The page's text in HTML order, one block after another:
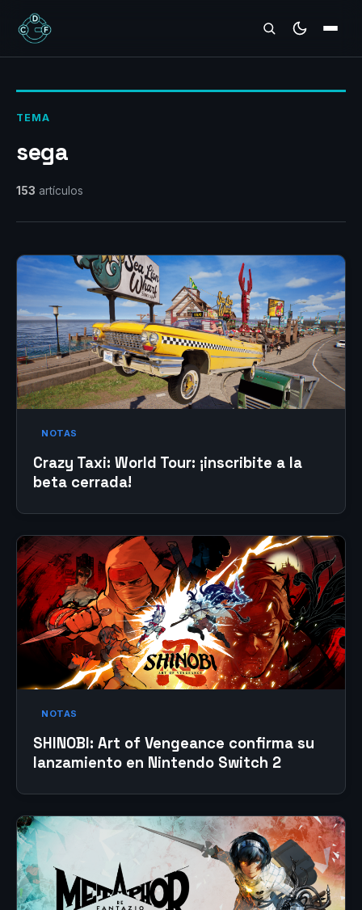
REVIEWS
TEMA
sega
153 artículos
NOTAS
Crazy Taxi: World Tour: ¡inscribite a la
beta cerrada!
NOTAS
SHINOBI: Art of Vengeance confirma su
lanzamiento en Nintendo Switch 2